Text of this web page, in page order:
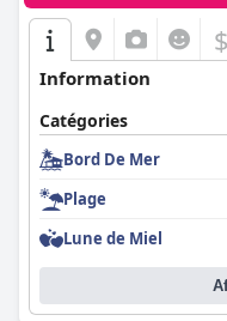
$
Information
Catégories
Bord De Mer
Plage
Lune de Miel